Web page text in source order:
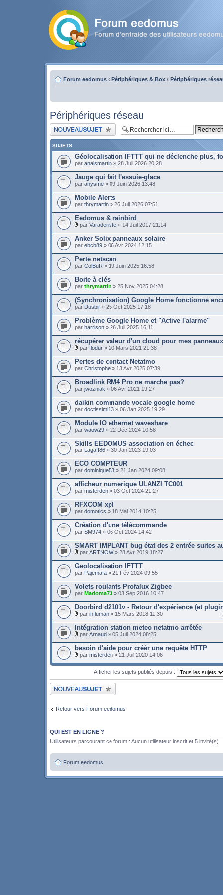
Forum eedomus ‹ Périphériques & Box ‹ Périphériques
Périphériques réseau
Publier un nouveau sujet
SUJETS
Géolocalisation IFTTT qui ne déclenche plus,
par anaismartin » 28 Juil 2026 20:28
Jauge qui fait l'essuie-glace
par anysme » 09 Juin 2026 13:48
Mobile Alerts
par thrymartin » 26 Juil 2026 07:51
Eedomus & rainbird
par Varaderiste » 14 Juil 2017 21:14
Anker Solix panneaux solaire
par ebcb89 » 06 Avr 2024 12:15
Perte netscan
par ColBuR » 19 Juin 2025 16:58
Boite à clés
par thrymartin » 25 Nov 2025 04:28
(Synchronisation) Google Home fonctionne
par Dusbir » 25 Oct 2025 17:18
Problème Google Home et "Active l'alarme"
par harrison » 26 Juil 2025 16:11
récupérer valeur d'un cloud pour mes
par flodur » 20 Mars 2021 21:38
Pertes de contact Netatmo
par Christophe » 13 Avr 2025 07:39
Broadlink RM4 Pro ne marche pas?
par jwozniak » 06 Avr 2021 19:27
daikin commande vocale google home
par doctissimi13 » 06 Jan 2025 19:29
Module IO ethernet waveshare
par waow29 » 22 Déc 2024 10:58
Skills EEDOMUS association en échec
par Lagaff86 » 30 Jan 2023 19:03
ECO COMPTEUR
par dominique53 » 21 Jan 2024 09:08
afficheur numerique ULANZI TC001
par misterden » 03 Oct 2024 21:27
RFXCOM xpl
par domotics » 18 Mai 2014 10:25
Création d'une télécommande
par SM974 » 06 Oct 2024 14:42
SMART IMPLANT bug état des 2 entrée suites
par ARTNOW» 28 Avr 2019 18:27
Geolocalisation IFTTT
par Pajemafa » 21 Fév 2024 09:55
Volets roulants Profalux Zigbee
par Madoma73 » 03 Sep 2016 10:47
Doorbird d2101v - Retour d'expérience (et
par influman » 15 Mars 2018 11:30
Intégration station meteo netatmo arrêtée
par Arnaud » 05 Juil 2024 08:25
besoin d'aide pour créér une requête HTTP
par misterden » 21 Juil 2020 14:06
Afficher les sujets publiés depuis :
Publier un nouveau sujet
Retour vers Forum eedomus
QUI EST EN LIGNE ?
Utilisateurs parcourant ce forum : Aucun utilisateur inscrit et 5 invité(s)
Forum eedomus